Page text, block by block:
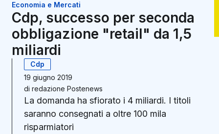
Economia e Mercati
Cdp, successo per seconda
obbligazione "retail" da 1,5
miliardi
Cdp
19 giugno 2019
di redazione Postenews
La domanda ha sfiorato i 4 miliardi. I titoli
saranno consegnati a oltre 100 mila
risparmiatori